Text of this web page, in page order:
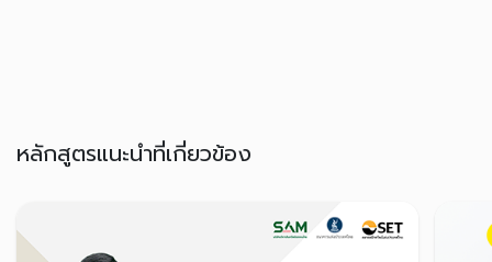
หลักสูตรแนะนำที่เกี่ยวข้อง